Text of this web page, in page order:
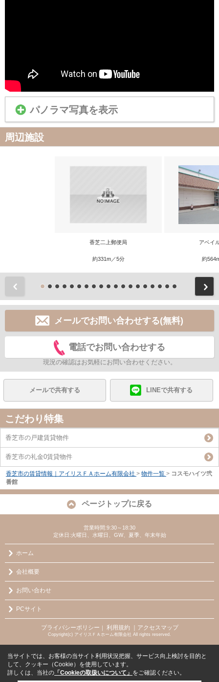
パノラマ写真を表示
周辺施設
香芝二上郵便局
約331m／5分
アベイ
約
メールでお問い合わせする(無料)
電話でお問い合わせする
現況の確認はお気軽にお問い合わせください。
メールで共有する LINEで共有する
こだわり特集
香芝市の戸建賃貸物件
香芝市の礼金0賃貸物件
香芝市の賃貸情報｜アイリスＦＡホーム有限会社 > 物件一覧 > コスモハイツ弐
番館
ページトップに戻る
営業時間:9:30～18:30
定休日:火曜日、水曜日、GW、夏季、年末年始
ホーム
会社概要
お問い合わせ
PCサイト
プライバシーポリシー ｜ 利用規約 ｜アクセスマップ
Copyright(c) アイリスＦＡホーム有限会社 All rights reserved.
当サイトでは、お客様の当サイト利用状況把握、サービス向上検討を目的と
して、クッキー（Cookie）を使用しています。
詳しくは、当社の 「Cookieの取扱いについて」 をご確認ください。